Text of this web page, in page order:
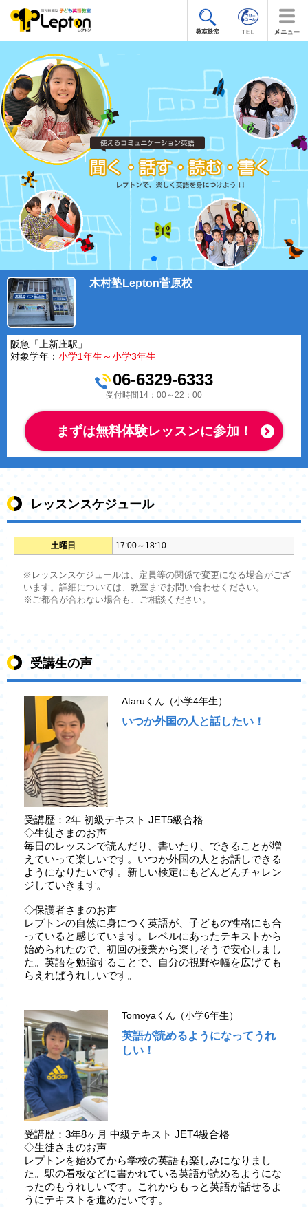
木村塾Lepton菅原校
阪急「上新庄駅」
対象学年： 小学1年生～小学3年生
06-6329-6333
受付時間14：00～22：00
まずは無料体験レッスンに参加！
レッスンスケジュール
土曜日 17:00～18:10
※レッスンスケジュールは、定員等の関係で変更になる場合がござ
います。詳細については、教室までお問い合わせください。
※ご都合が合わない場合も、ご相談ください。
受講生の声
Ataruくん（小学4年生）
いつか外国の人と話したい！
受講歴：2年 初級テキスト JET5級合格
◇生徒さまのお声
毎日のレッスンで読んだり、書いたり、できることが増
えていって楽しいです。いつか外国の人とお話しできる
ようになりたいです。新しい検定にもどんどんチャレン
ジしていきます。
◇保護者さまのお声
レプトンの自然に身につく英語が、子どもの性格にも合
っていると感じています。レベルにあったテキストから
始められたので、初回の授業から楽しそうで安心しまし
た。英語を勉強することで、自分の視野や幅を広げても
らえればうれしいです。
Tomoyaくん（小学6年生）
英語が読めるようになってうれ
しい！
受講歴：3年8ヶ月 中級テキスト JET4級合格
◇生徒さまのお声
レプトンを始めてから学校の英語も楽しみになりまし
た。駅の看板などに書かれている英語が読めるようにな
ったのもうれしいです。これからもっと英語が話せるよ
うにテキストを進めたいです。